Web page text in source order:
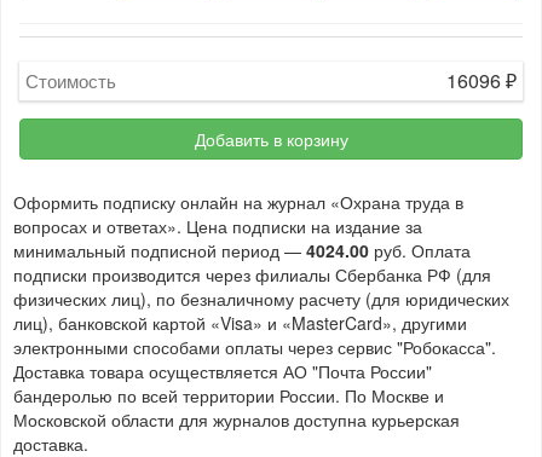
Стоимость 16096₽
Добавить в корзину
Оформить подписку онлайн на журнал «Охрана труда в
вопросах и ответах». Цена подписки на издание за
минимальный подписной период — 4024.00 руб. Оплата
подписки производится через филиалы Сбербанка РФ (для
физических лиц), по безналичному расчету (для юридических
лиц), банковской картой «Visa» и «MasterCard», другими
электронными способами оплаты через сервис "Робокасса".
Доставка товара осуществляется АО "Почта России"
бандеролью по всей территории России. По Москве и
Московской области для журналов доступна курьерская
доставка.